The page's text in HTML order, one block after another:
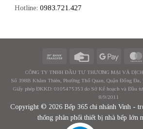
Hotline: 0983.721.427
CÔNG TY TNHH ĐẦU TƯ THƯƠNG MẠI VÀ
Số 398B Khâm Thiên, Phường Thổ Quan, Quận Đống Đa,
Giấy phép ĐKKD: 0105475353 do Sở Kế hoạch và Đầu
8/9/2011
Copyright © 2026 Bếp 365 chi nhánh Vinh -
thống phân phối thiết bị nhà bếp lớn